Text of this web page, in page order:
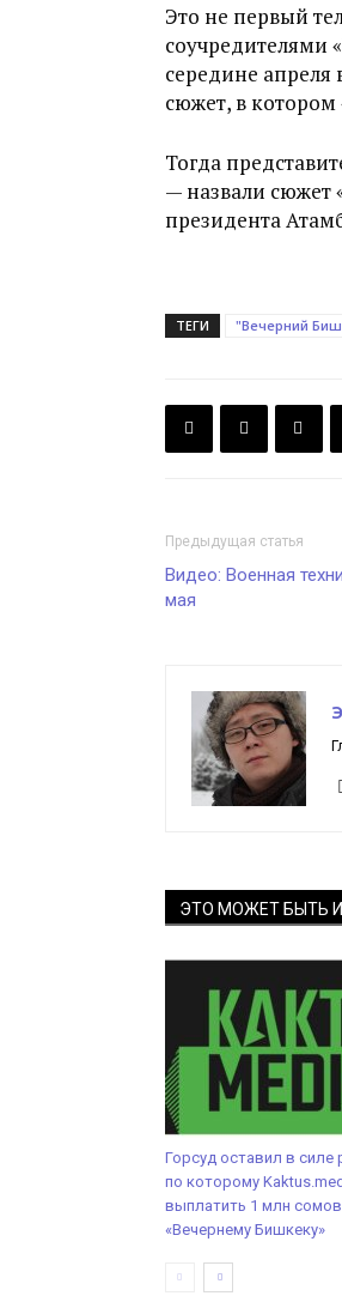
Это не первый
середине
сюжет, в
Тогда
— назвали сюжет
президента
ТЕГИ "Вечерний
Предыдущая статья
Видео: Военная
мая
ЭТО МОЖЕТ БЫТЬ
Горсуд оставил в силе
по которому
выплатить 1 млн сомов
«Вечернему Бишкеку»